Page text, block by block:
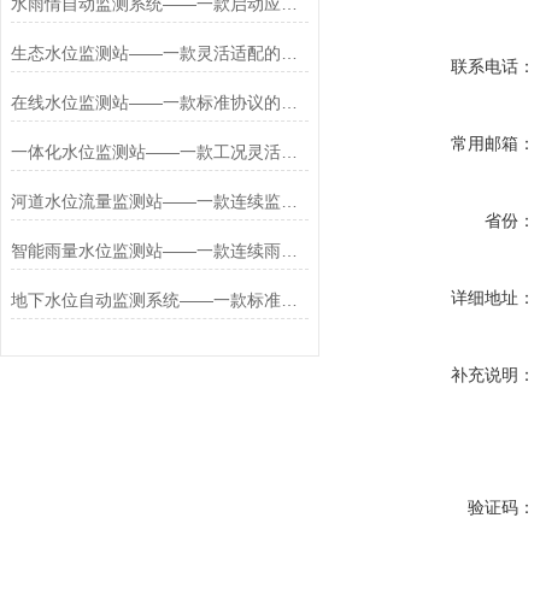
一体化水位监测站——一款工况灵活调整的应急水位监测站2026+派+送
智能雨量水位监测站——一款连续雨情监测的果园雨量气象监测站2026+派+送
地下水位自动监测系统——一款标准信号输出的投入式水位监测站2026+派+送
联系电话：
常用邮箱：
省份：
详细地址：
补充说明：
验证码：